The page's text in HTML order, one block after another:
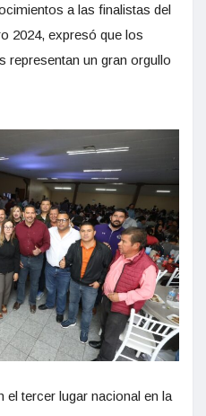
a las finalistas del
2024, expresó que los
representan un gran orgullo
tercer lugar nacional en la